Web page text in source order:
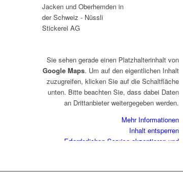
Sie sehen gerade einen Platzhalterinhalt von
Google Maps. Um auf den eigentlichen Inhalt
zuzugreifen, klicken Sie auf die Schaltfläche
unten. Bitte beachten Sie, dass dabei Daten
an Drittanbieter weitergegeben werden.
Mehr Informationen
Inhalt entsperren
Erforderlichen Service akzeptieren und